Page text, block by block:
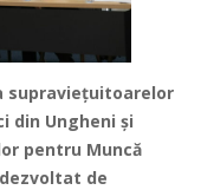
supraviețuitoarelor
din Ungheni și
pentru Muncă
de